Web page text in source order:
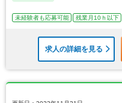
未経験者も応募可能 残業月10ｈ以下
求人の詳細を見る